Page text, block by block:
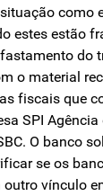
como
estes estão
do
o material
fiscais que
SPI
O banco
se os
vínculo